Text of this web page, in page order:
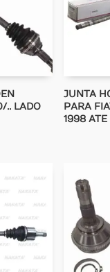
.. LADO
JUNTA
PARA
1998